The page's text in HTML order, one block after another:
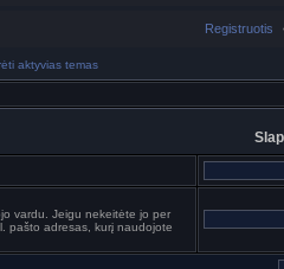
Registruotis
aktyvias temas
vardu. Jeigu nekeitėte jo per
pašto adresas, kurį naudojote